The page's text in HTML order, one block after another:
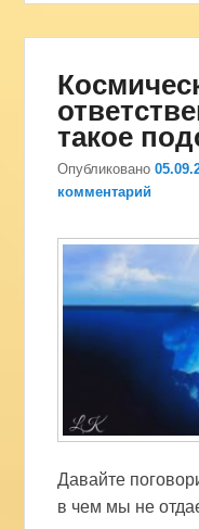
такое
Опубликовано
комментарий
Давайте
в чем мы не